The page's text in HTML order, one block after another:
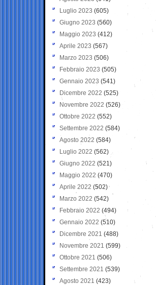
Luglio 2023 (605)
Giugno 2023 (560)
Maggio 2023 (412)
Aprile 2023 (567)
Marzo 2023 (506)
Febbraio 2023 (505)
Gennaio 2023 (541)
Dicembre 2022 (525)
Novembre 2022 (526)
Ottobre 2022 (552)
Settembre 2022 (584)
Agosto 2022 (584)
Luglio 2022 (562)
Giugno 2022 (521)
Maggio 2022 (470)
Aprile 2022 (502)
Marzo 2022 (542)
Febbraio 2022 (494)
Gennaio 2022 (510)
Dicembre 2021 (488)
Novembre 2021 (599)
Ottobre 2021 (506)
Settembre 2021 (539)
Agosto 2021 (423)